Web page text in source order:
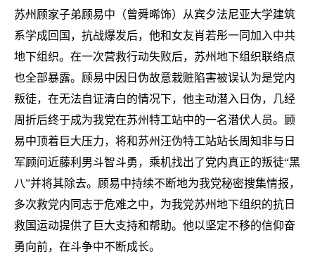
苏州顾家子弟顾易中（曾舜晞饰）从宾夕法尼亚大学建筑
系学成回国，抗战爆发后，他和女友肖若彤一同加入中共
地下组织。在一次营救行动失败后，苏州地下组织联络点
也全部暴露。顾易中因日伪故意栽赃陷害被误认为是党内
叛徒，在无法自证清白的情况下，他主动潜入日伪，几经
周折后终于成为我党在苏州特工站中的一名潜伏人员。顾
易中顶着巨大压力，将和苏州汪伪特工站站长周知非与日
军顾问近藤利男斗智斗勇，乘机找出了党内真正的叛徒“黑
八”并将其除去。顾易中持续不断地为我党秘密搜集情报，
多次救党内同志于危难之中，为我党苏州地下组织的抗日
救国运动提供了巨大支持和帮助。他以坚定不移的信仰奋
勇向前，在斗争中不断成长。